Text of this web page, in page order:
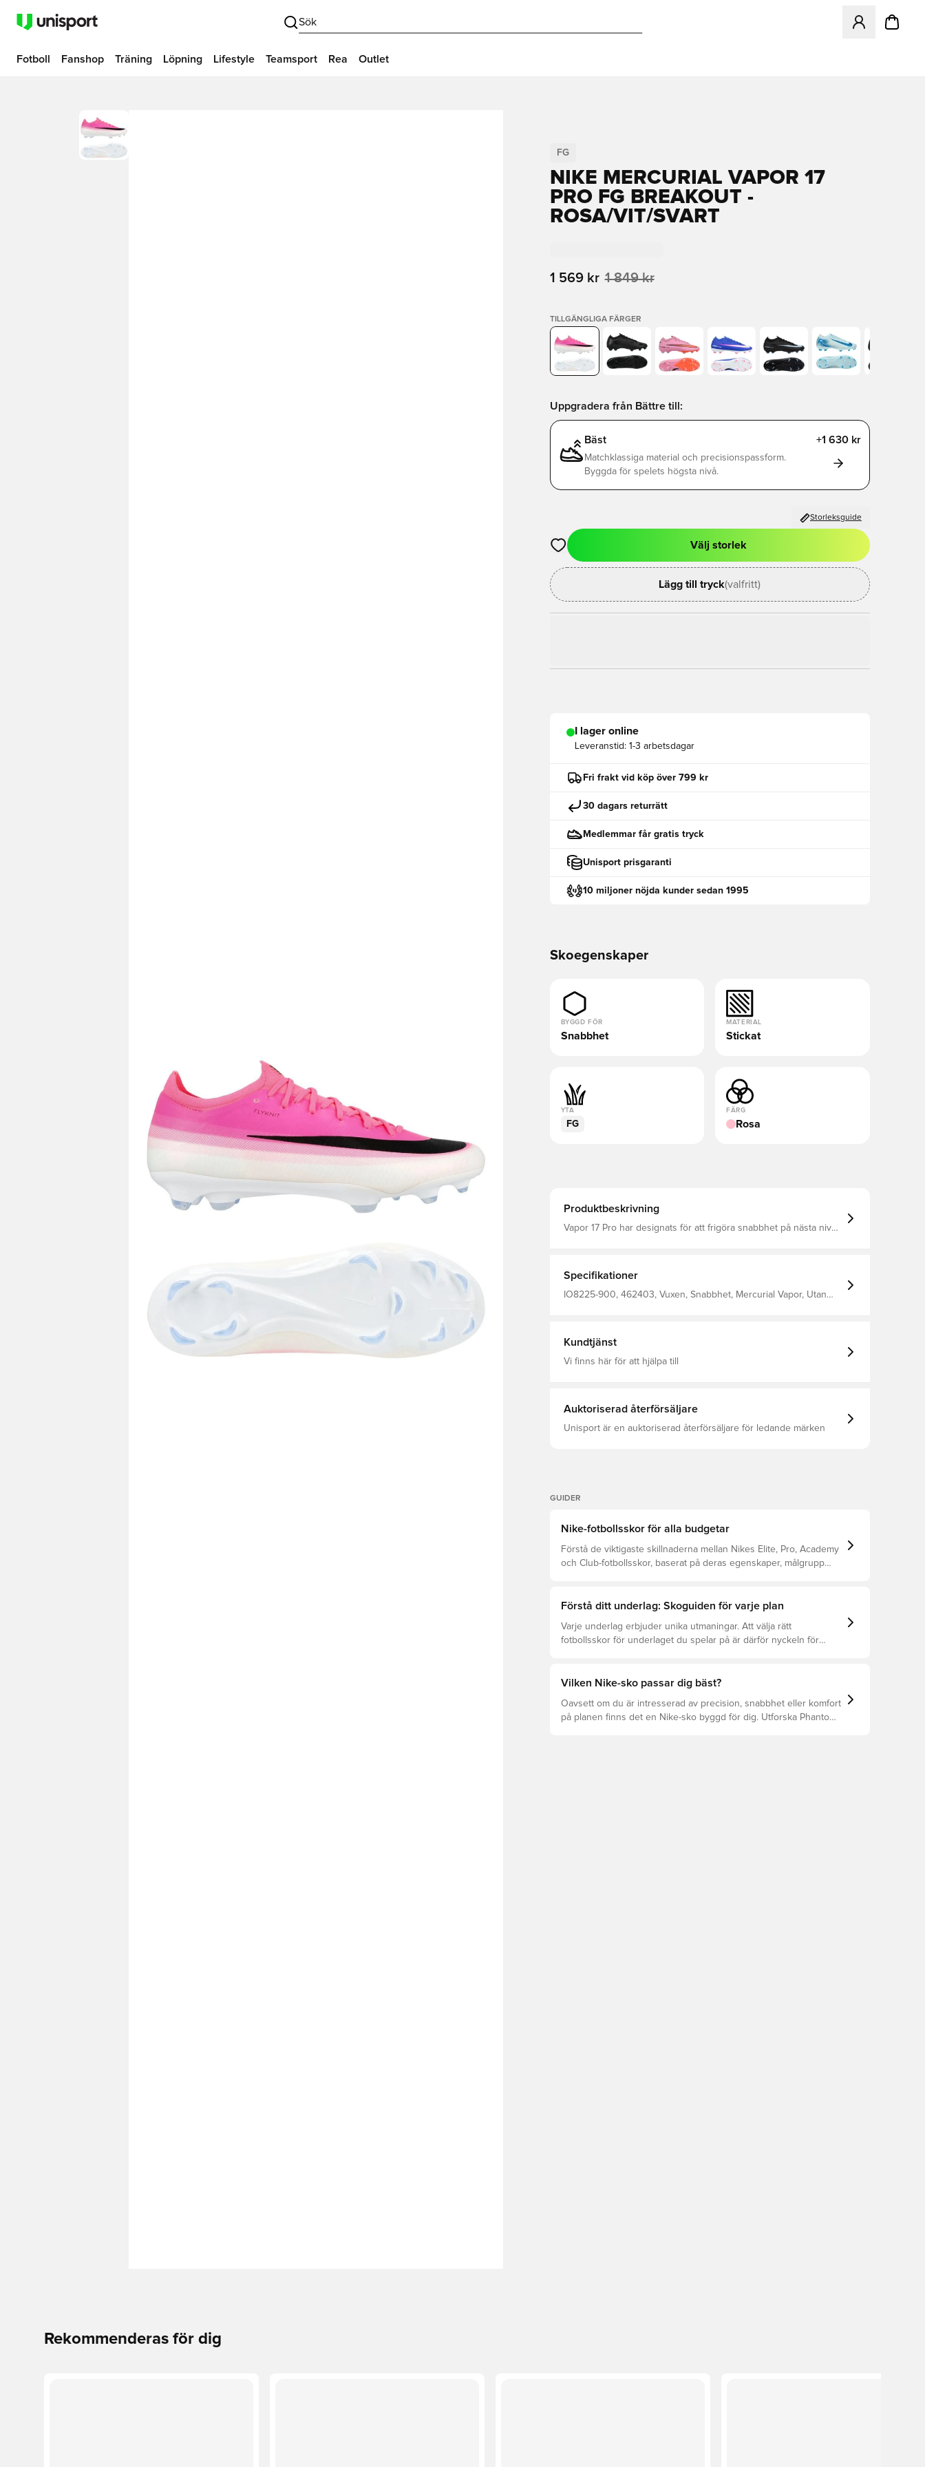
Sök
Öppnar en
Fotboll Fanshop Träning Löpning Lifestyle Teamsport Rea Outlet
FG
NIKE MERCURIAL VAPOR 17
PRO FG BREAKOUT -
ROSA/VIT/SVART
1 569 kr 1 849 kr
TILLGÄNGLIGA FÄRGER
Uppgradera från Bättre till:
Bäst +1 630 kr
Matchklassiga material och precisionspassform.
Byggda för spelets högsta nivå.
Storleksguide
Öppnar en Modal för att logga in eller registrera dig som medlem
Välj storlek
Lägg till tryck(valfritt)
I lager online
Leveranstid: 1-3 arbetsdagar
Fri frakt vid köp över 799 kr
30 dagars returrätt
Medlemmar får gratis tryck
Unisport prisgaranti
10 miljoner nöjda kunder sedan 1995
Skoegenskaper
BYGGD FÖR
Snabbhet
MATERIAL
Stickat
YTA
FG
FÄRG
Rosa
Produktbeskrivning
Vapor 17 Pro har designats för att frigöra snabbhet på nästa nivå
och smidiga vändningar.
Specifikationer
IO8225-900, 462403, Vuxen, Snabbhet, Mercurial Vapor, Utan
Kundtjänst
Vi finns här för att hjälpa till
Auktoriserad återförsäljare
Unisport är en auktoriserad återförsäljare för ledande märken
GUIDER
Nike-fotbollsskor för alla budgetar
Förstå de viktigaste skillnaderna mellan Nikes Elite, Pro, Academy
och Club-fotbollsskor, baserat på deras egenskaper, målgrupp
Förstå ditt underlag: Skoguiden för varje plan
Varje underlag erbjuder unika utmaningar. Att välja rätt
fotbollsskor för underlaget du spelar på är därför nyckeln för
underlagen.
Vilken Nike-sko passar dig bäst?
Oavsett om du är intresserad av precision, snabbhet eller komfort
på planen finns det en Nike-sko byggd för dig. Utforska Phantom,
Rekommenderas för dig